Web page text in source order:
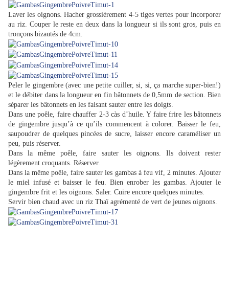
Laver les oignons. Hacher grossièrement 4-5 tiges vertes pour incorporer
au riz. Couper le reste en deux dans la longueur si ils sont gros, puis en
tronçons bizautés de 4cm.
Peler le gingembre (avec une petite cuiller, si, si, ça marche super-bien!)
et le débiter dans la longueur en fin bâtonnets de 0,5mm de section. Bien
séparer les bâtonnets en les faisant sauter entre les doigts.
Dans une poêle, faire chauffer 2-3 càs d’huile. Y faire frire les bâtonnets
de gingembre jusqu’à ce qu’ils commencent à colorer. Baisser le feu,
saupoudrer de quelques pincées de sucre, laisser encore caraméliser un
peu, puis réserver.
Dans la même poêle, faire sauter les oignons. Ils doivent rester
légèrement croquants. Réserver.
Dans la même poêle, faire sauter les gambas à feu vif, 2 minutes. Ajouter
le miel infusé et baisser le feu. Bien enrober les gambas. Ajouter le
gingembre frit et les oignons. Saler. Cuire encore quelques minutes.
Servir bien chaud avec un riz Thaï agrémenté de vert de jeunes oignons.